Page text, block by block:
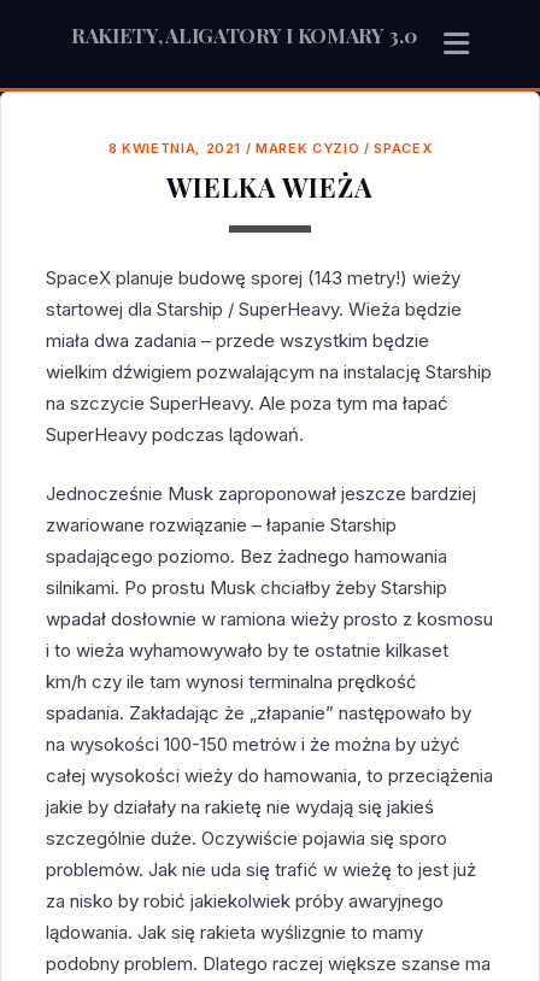
RAKIETY, ALIGATORY I KOMARY 3.0
8 KWIETNIA, 2021 /MAREK CYZIO /SPACEX
WIELKA WIEŻA
SpaceX planuje budowę sporej (143 metry!) wieży
startowej dla Starship / SuperHeavy. Wieża będzie
miała dwa zadania – przede wszystkim będzie
wielkim dźwigiem pozwalającym na instalację Starship
na szczycie SuperHeavy. Ale poza tym ma łapać
SuperHeavy podczas lądowań.
Jednocześnie Musk zaproponował jeszcze bardziej
zwariowane rozwiązanie – łapanie Starship
spadającego poziomo. Bez żadnego hamowania
silnikami. Po prostu Musk chciałby żeby Starship
wpadał dosłownie w ramiona wieży prosto z kosmosu
i to wieża wyhamowywało by te ostatnie kilkaset
km/h czy ile tam wynosi terminalna prędkość
spadania. Zakładając że „złapanie” następowało by
na wysokości 100-150 metrów i że można by użyć
całej wysokości wieży do hamowania, to przeciążenia
jakie by działały na rakietę nie wydają się jakieś
szczególnie duże. Oczywiście pojawia się sporo
problemów. Jak nie uda się trafić w wieżę to jest już
za nisko by robić jakiekolwiek próby awaryjnego
lądowania. Jak się rakieta wyślizgnie to mamy
podobny problem. Dlatego raczej większe szanse ma